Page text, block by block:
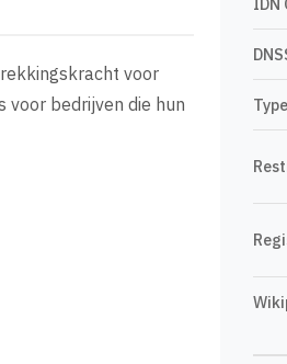
voor
voor bedrijven die hun
Type